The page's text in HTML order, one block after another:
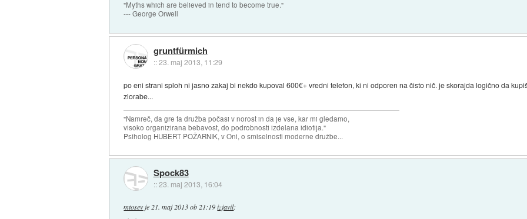
"Myths which are believed in tend to become true."
--- George Orwell
gruntfürmich
::23. maj 2013, 11:29
po eni strani sploh ni jasno zakaj bi nekdo kupoval 600€+ vredni telefon, ki ni odporen na čisto nič. je skorajda logično da
zlorabe...
"Namreč, da gre ta družba počasi v norost in da je vse, kar mi gledamo,
visoko organizirana bebavost, do podrobnosti izdelana idiotija."
Psiholog HUBERT POŽARNIK, v Oni, o smiselnosti moderne družbe...
Spock83
::23. maj 2013, 16:04
mtosev je 21. maj 2013 ob 21:19 izjavil: